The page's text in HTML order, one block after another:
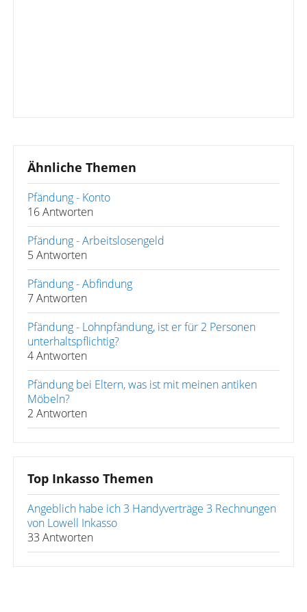
Ähnliche Themen
Pfändung - Konto
16 Antworten
Pfändung - Arbeitslosengeld
5 Antworten
Pfändung - Abfindung
7 Antworten
Pfändung - Lohnpfändung, ist er für 2 Personen
unterhaltspflichtig?
4 Antworten
Pfändung bei Eltern, was ist mit meinen antiken
Möbeln?
2 Antworten
Top Inkasso Themen
Angeblich habe ich 3 Handyverträge 3 Rechnungen
von Lowell Inkasso
33 Antworten